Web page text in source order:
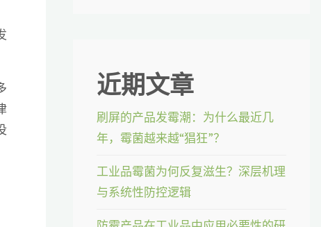
近期文章
刷屏的产品发霉潮：为什么最近几
年，霉菌越来越“猖狂”？
工业品霉菌为何反复滋生？深层机理
与系统性防控逻辑